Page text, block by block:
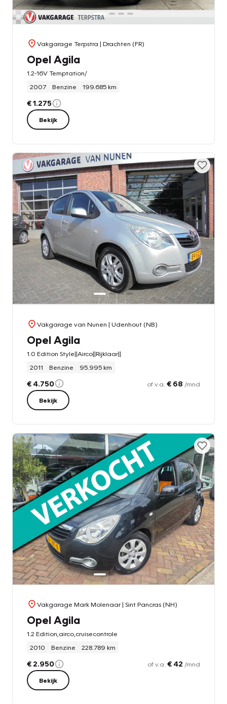
Vakgarage Terpstra | Drachten (FR)
Opel Agila
1.2-16V Temptation/
2007
Benzine 199.685 km
€ 1.275
Bekijk
Vakgarage van Nunen | Udenhout (NB)
Opel Agila
1.0 Edition Style||Airco||Rijklaar||
2011
Benzine 95.995 km
€ 4.750 of v.a. € 68 /mnd
Bekijk
Vakgarage Mark Molenaar| Sint Pancras (NH)
Opel Agila
1.2 Edition,airco,cruisecontrole
2010
Benzine 228.789 km
€ 2.950 of v.a. € 42 /mnd
Bekijk